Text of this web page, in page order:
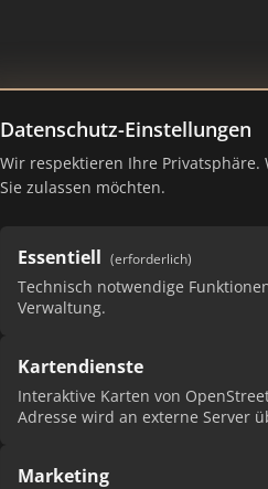
Datenschutz-Einstellungen
Wir respektieren Ihre Privatsphäre.
Sie zulassen möchten.
Essentiell (erforderlich)
Technisch notwendige
Verwaltung.
Kartendienste
Interaktive Karten von
Adresse wird an externe Server
Marketing
Juli